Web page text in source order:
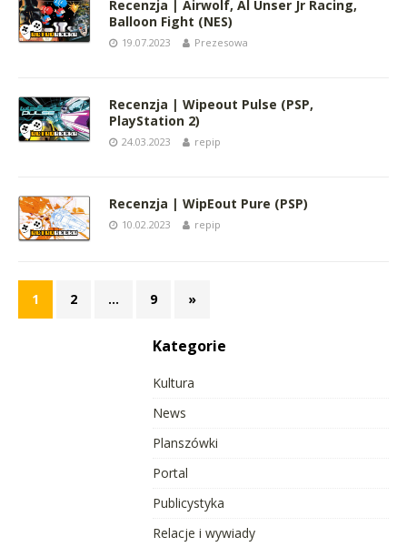
Recenzja | Airwolf, Al Unser Jr Racing,
Balloon Fight (NES)
19.07.2023 Prezesowa
Recenzja | Wipeout Pulse (PSP,
PlayStation 2)
24.03.2023 repip
Recenzja | WipEout Pure (PSP)
10.02.2023 repip
1 2 … 9 »
Kategorie
Kultura
News
Planszówki
Portal
Publicystyka
Relacje i wywiady